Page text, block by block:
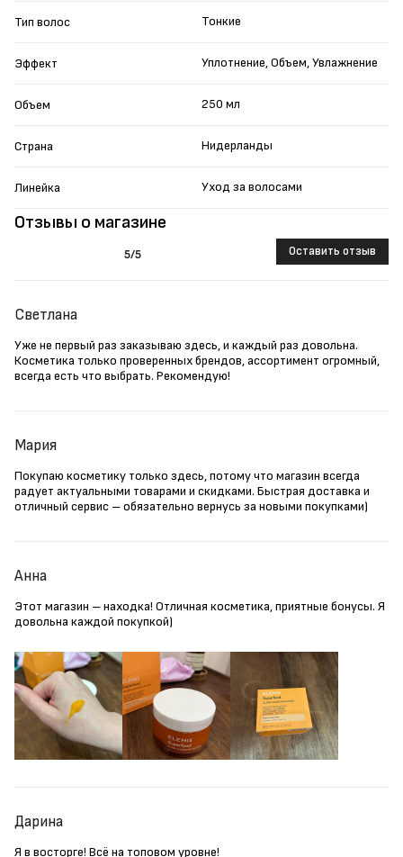
Отзывы о магазине
5/5 Оставить отзыв
Светлана
Уже не первый раз заказываю здесь, и каждый раз довольна.
Косметика только проверенных брендов, ассортимент огромный,
всегда есть что выбрать. Рекомендую!
Мария
Покупаю косметику только здесь, потому что магазин всегда
радует актуальными товарами и скидками. Быстрая доставка и
отличный сервис – обязательно вернусь за новыми покупками)
Анна
Этот магазин – находка! Отличная косметика, приятные бонусы. Я
довольна каждой покупкой)
Дарина
Я в восторге! Всё на топовом уровне!
Тип волос Тонкие
Эффект Уплотнение, Объем, Увлажнение
Объем 250 мл
Страна Нидерланды
Линейка Уход за волосами